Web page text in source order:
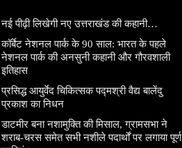
नई पीढ़ी लिखेगी नए उत्तराखंड की कहानी…
कॉर्बेट नेशनल पार्क के 90 साल: भारत के पहले
नेशनल पार्क की अनसुनी कहानी और गौरवशाली
इतिहास
प्रसिद्ध आयुर्वेद चिकित्सक पद्मश्री वैद्य बालेंदु
प्रकाश का निधन
डाटमीर बना नशामुक्ति की मिसाल, ग्रामसभा ने
शराब-चरस समेत सभी नशीले पदार्थों पर लगाया पूर्ण